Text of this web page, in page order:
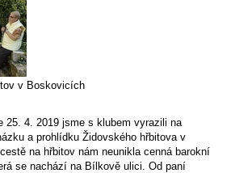
v Boskovicích
25. 4. 2019 jsme s klubem vyrazili na
a prohlídku Židovského hřbitova v
na hřbitov nám neunikla cenná barokní
se nachází na Bílkově ulici. Od paní